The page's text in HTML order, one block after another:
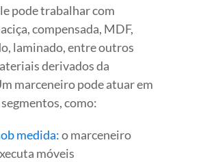
pode trabalhar com
compensada, MDF,
laminado, entre outros
derivados da
marceneiro pode atuar em
como:
medida:o marceneiro
móveis